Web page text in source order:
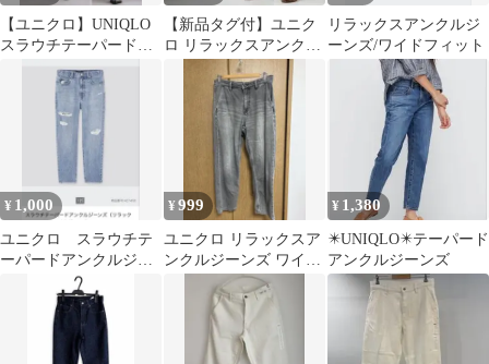
【ユニクロ】UNIQLO
スラウチテーパードア
ンクル ジーンズ デニム
22サイズ
【新品タグ付】ユニク
ロ リラックスアンクル
ジーンズ S 06グレー デ
リラックスアンクルジ
ーンズ/ワイドフィット
¥ 1,000
ユニクロ スラウチテ
ーパードアンクルジー
ンズ（リラックステー
パード）23
¥999
ユニクロ リラックスア
ンクルジーンズ ワイド
フィット Sサイズ
¥ 1,380
✴️UNIQLO✴️テーパード
アンクルジーンズ